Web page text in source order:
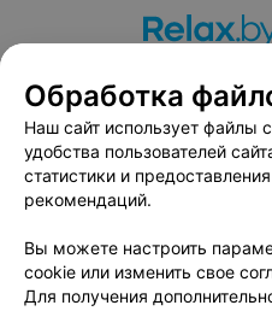
Вакансии
Публичный
Публичный договор по
Связаться по
Написать
Обработка
Наш сайт использует файлы
удобства пользователей
статистики и
рекомендаций.
Вы можете настроить
cookie или изменить свое
Для получения